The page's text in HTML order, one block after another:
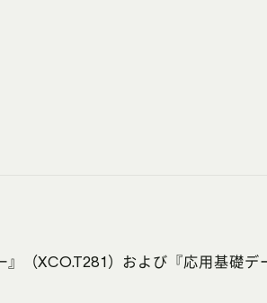
（XCO.T281）および『応用基礎デ